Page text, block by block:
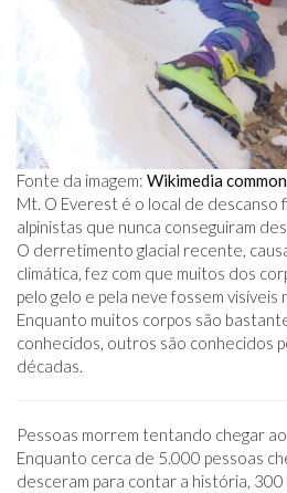
Fonte da imagem: Wikimedia
Mt. O Everest é o local de descanso
alpinistas que nunca conseguiram
O derretimento glacial recente,
climática, fez com que muitos dos
pelo gelo e pela neve fossem visíveis
Enquanto muitos corpos são
conhecidos, outros são conhecidos
décadas.
Pessoas morrem tentando chegar
Enquanto cerca de 5.000 pessoas
desceram para contar a história,